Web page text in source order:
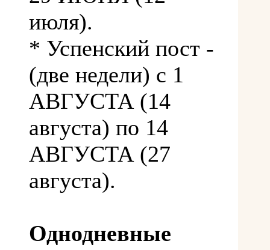
июля).
* Успенский пост -
(две недели) с 1
АВГУСТА (14
августа) по 14
АВГУСТА (27
августа).
Однодневные